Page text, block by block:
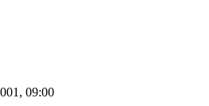
09:00